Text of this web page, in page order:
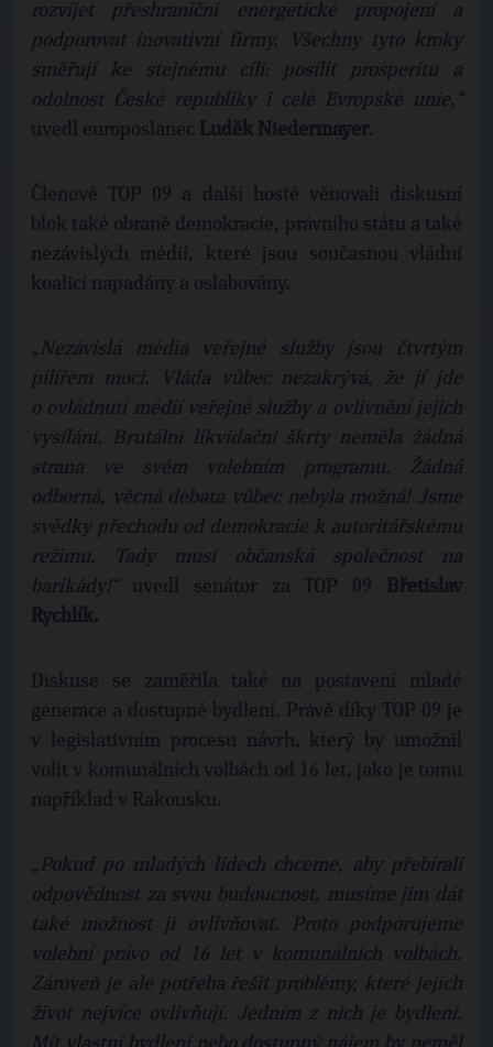
rozvíjet přeshraniční energetické propojení a
podporovat inovativní firmy. Všechny tyto kroky
směřují ke stejnému cíli: posílit prosperitu a
odolnost České republiky i celé Evropské unie,“
uvedl europoslanec
Luděk Niedermayer.
Členové TOP 09 a další hosté věnovali diskusní
blok také obraně demokracie, právního státu a také
nezávislých médií, které jsou současnou vládní
koalicí napadány a oslabovány.
„Nezávislá média veřejné služby jsou čtvrtým
pilířem moci. Vláda vůbec nezakrývá, že jí jde
o ovládnutí médií veřejné služby a ovlivnění jejich
vysílání. Brutální likvidační škrty neměla žádná
strana ve svém volebním programu. Žádná
odborná, věcná debata vůbec nebyla možná! Jsme
svědky přechodu od demokracie k autoritářskému
režimu. Tady musí občanská společnost na
barikády!“uvedl senátor za TOP 09
Břetislav
Rychlík.
Diskuse se zaměřila také na postavení mladé
generace a dostupné bydlení. Právě díky TOP 09 je
v legislativním procesu návrh, který by umožnil
volit v komunálních volbách od 16 let, jako je tomu
například v Rakousku.
„Pokud po mladých lidech chceme, aby přebírali
odpovědnost za svou budoucnost, musíme jim dát
také možnost ji ovlivňovat. Proto podporujeme
volební právo od 16 let v komunálních volbách.
Zároveň je ale potřeba řešit problémy, které jejich
život nejvíce ovlivňují. Jedním z nich je bydlení.